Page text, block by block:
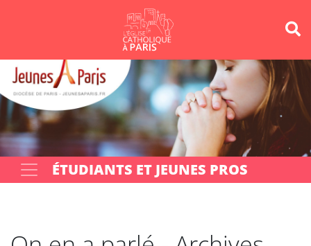
Votre recherche OK
ÉTUDIANTS ET JEUNES PROS
Panneau de gestion des cookies